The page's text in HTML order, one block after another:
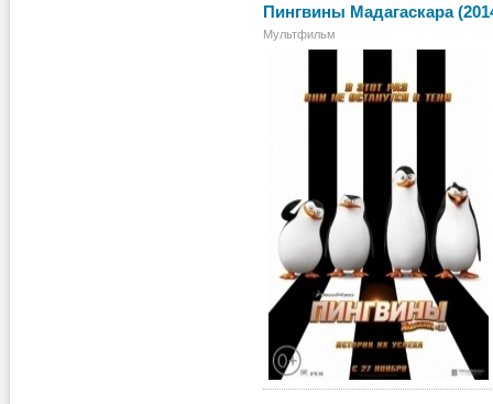
Пингвины Мадагаскара
Мультфильм